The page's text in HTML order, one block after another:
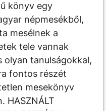
könyv egy
népmesékből,
mesélnek a
tele vannak
olyan tanulságokkal,
fontos részét
mesekönyv
HASZNÁLT